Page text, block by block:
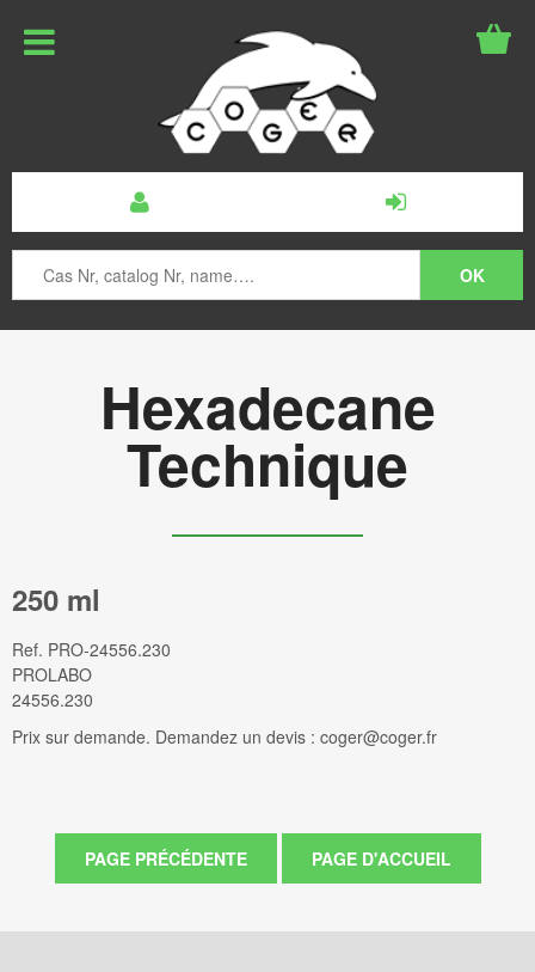
Hexadecane
Technique
250 ml
Ref. PRO-24556.230
PROLABO
24556.230
Prix sur demande. Demandez un devis : coger@coger.fr